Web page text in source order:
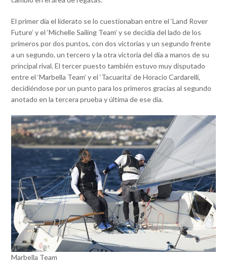
El primer día el liderato se lo cuestionaban entre el ‘Land Rover
Future’ y el ‘Michelle Sailing Team’ y se decidía del lado de los
primeros por dos puntos, con dos victorias y un segundo frente
a un segundo, un tercero y la otra victoria del día a manos de su
principal rival. El tercer puesto también estuvo muy disputado
entre el ‘Marbella Team’ y el ‘Tacuarita’ de Horacio Cardarelli,
decidiéndose por un punto para los primeros gracias al segundo
anotado en la tercera prueba y última de ese día.
Marbella Team